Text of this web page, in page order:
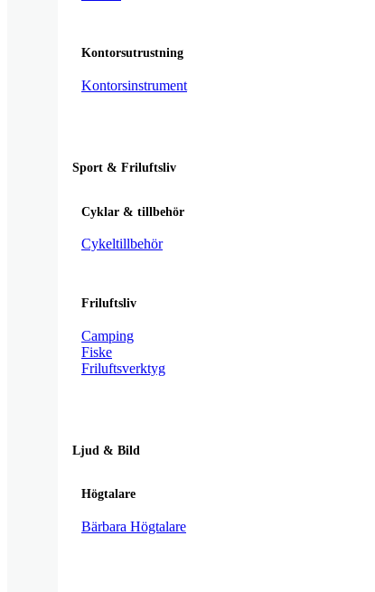
Kontorsutrustning
Kontorsinstrument
Sport & Friluftsliv
Cyklar & tillbehör
Cykeltillbehör
Friluftsliv
Camping
Fiske
Friluftsverktyg
Ljud & Bild
Högtalare
Bärbara Högtalare